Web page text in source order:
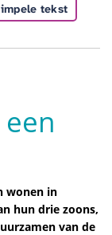
tekst
wonen in
hun drie zoons,
van de